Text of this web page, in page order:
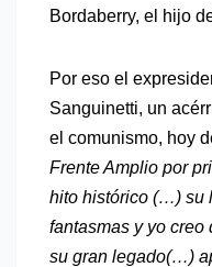
Bordaberry, el hijo
Por eso el
Sanguinetti, un
el comunismo, hoy
Frente Amplio por
hito histórico (…) su
fantasmas y yo creo
su gran legado(…)